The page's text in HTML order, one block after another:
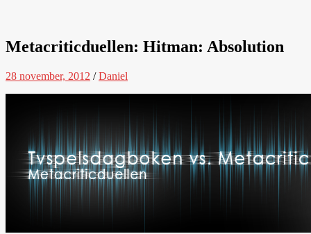
Metacriticduellen: Hitman: Absolution
28 november, 2012 /Daniel